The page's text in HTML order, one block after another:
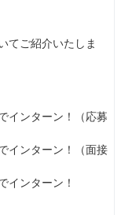
てご紹介いたしま
インターン！（応募
インターン！（面接
インターン！